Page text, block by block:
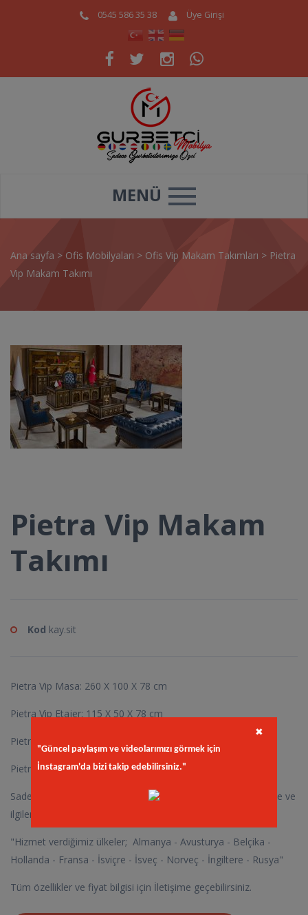
0545 586 35 38 Üye Girişi
MENÜ
Ana sayfa > Ofis Mobilyaları > Ofis Vip Makam Takımları > Pietra
Vip Makam Takımı
Pietra Vip Makam
Takımı
Kod kay.sit
Pietra Vip Masa: 260 X 100 X 78 cm
Pietra Vip Etajer: 115 X 50 X 78 cm
Pietra Vip Konsol: 260 X 50 X 100 cm
Pietra Vip Sehpa : 110 X 70 X 48 cm
Sadece Gurbetcilerimize Özel : Çıktığımız bu yolda desteğinize ve
ilgilerinize çok teşekkür ederiz.
"Hizmet verdiğimiz ülkeler; Almanya - Avusturya - Belçika -
Hollanda - Fransa - İsviçre - İsveç - Norveç - İngiltere - Rusya"
Tüm özellikler ve fiyat bilgisi için İletişime geçebilirsiniz.
"Güncel paylaşım ve videolarımızı görmek için
İnstagram'da bizi takip edebilirsiniz."
✖